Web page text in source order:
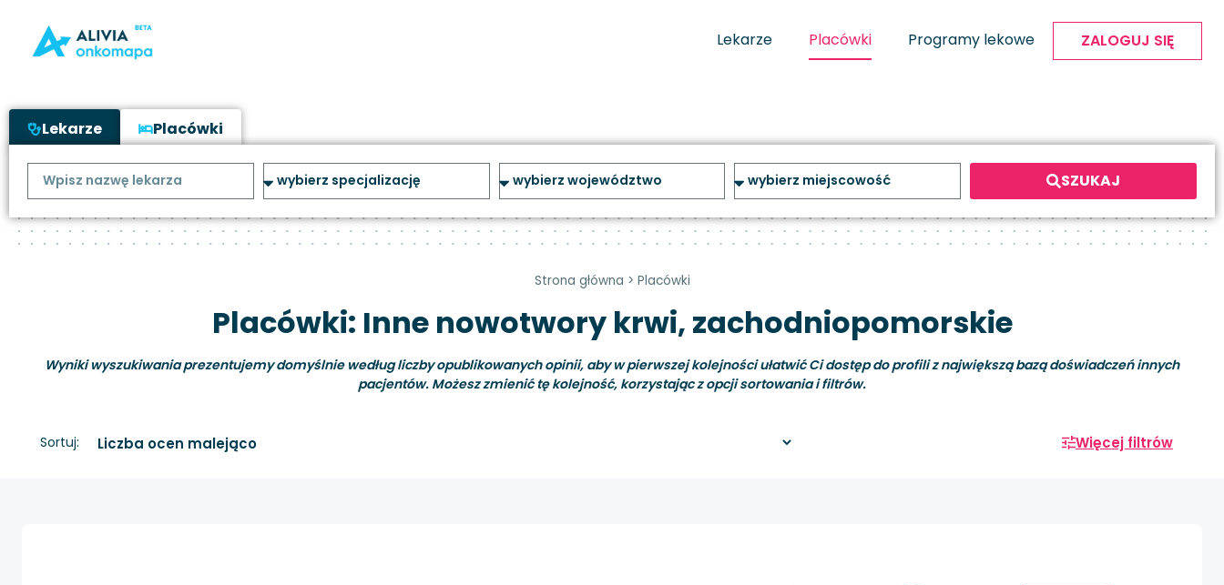
Lekarze Placówki Programy lekowe ZALOGUJ SIĘ
Lekarze Placówki
SZUKAJ
Strona główna > Placówki
Placówki: Inne nowotwory krwi, zachodniopomorskie
Wyniki wyszukiwania prezentujemy domyślnie według liczby opublikowanych opinii, aby w pierwszej kolejności ułatwić Ci dostęp do profili z największą bazą doświadczeń innych
pacjentów. Możesz zmienić tę kolejność, korzystając z opcji sortowania i filtrów.
Sortuj: Więcej filtrów